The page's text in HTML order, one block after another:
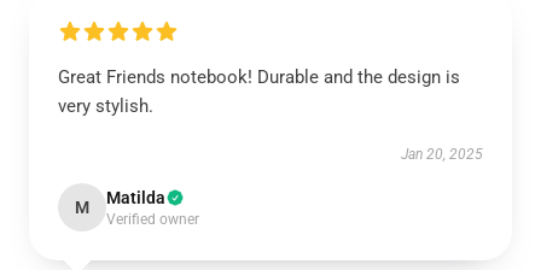
Great Friends notebook! Durable and the design is
very stylish.
Jan 20, 2025
M Matilda
Verified owner